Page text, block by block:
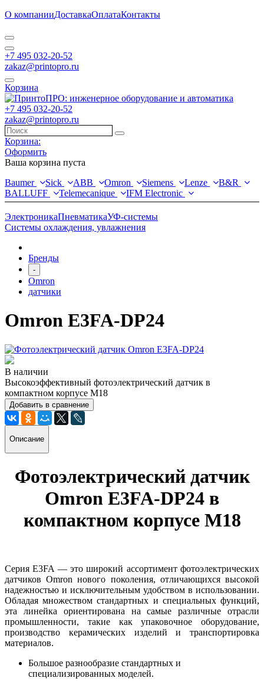
О компанииДоставкаОплатаКонтакты
+7 495 032-20-52
zakaz@printopro.ru
Корзина
+7 495 032-20-52
zakaz@printopro.ru
Корзина:
Оформить
Ваша корзина пуста
Baumer
Sick ABB Omron Siemens Lenze
B&R
BALLUFF
Telemecanique IFM Electronic
ЭлектроникаПневматикаУФ-системы
Системы охлаждения, увлажнения
Бренды
-
Omron
датчики
Omron E3FA-DP24
В наличии
Высокоэффективный фотоэлектрический датчик в
компактном корпусе M18
Добавить в сравнение
Описание
Фотоэлектрический датчик
Omron E3FA-DP24 в
компактном корпусе M18
СерияE3FA —это широкий ассортимент фотоэлектрических
датчиковOmronнового поколения, отличающихся высокой
надежностью и исключительным удобством в использовании.
Обладая множеством стандартных и специальных функций,
эта линейка ориентирована на самые различные отрасли
промышленности, такие как упаковочное оборудование,
производство керамических изделий и транспортировка
материалов.
Большое разнообразие стандартных и
специализированных моделей.